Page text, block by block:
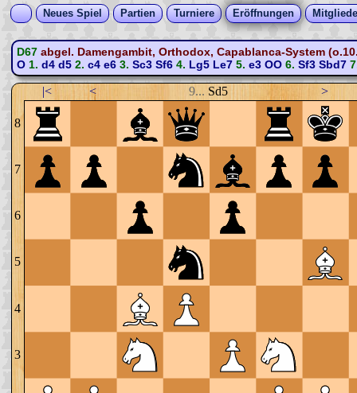
Neues Spiel Partien Turniere Eröffnungen
D67 abgel. Damengambit, Orthodox, Capablanca-System
O1. d4 d52. c4 e63. Sc3 Sf64. Lg5 Le75. e3 OO6. Sf3 Sbd7
|< < 9... Sd5 >
8
7
6
5
4
3